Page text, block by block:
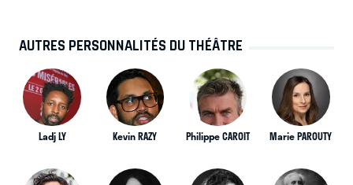
AUTRES PERSONNALITÉS DU THÉÂTRE
Ladj LY Kevin RAZY Philippe CAROIT Marie PAROUTY